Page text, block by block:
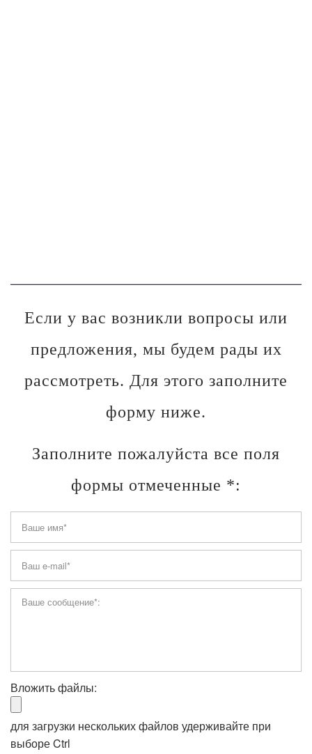
Если у вас возникли вопросы или
предложения, мы будем рады их
рассмотреть. Для этого заполните
форму ниже.
Заполните пожалуйста все поля
формы отмеченные *:
Вложить файлы:
для загрузки нескольких файлов удерживайте при
выборе Ctrl